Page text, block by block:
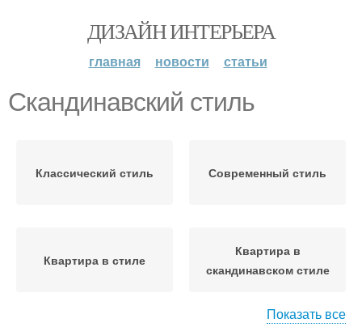
ДИЗАЙН ИНТЕРЬЕРА
главная новости статьи
Скандинавский стиль
Классический стиль Современный стиль
Квартира в стиле
Квартира в
скандинавском стиле
Показать все